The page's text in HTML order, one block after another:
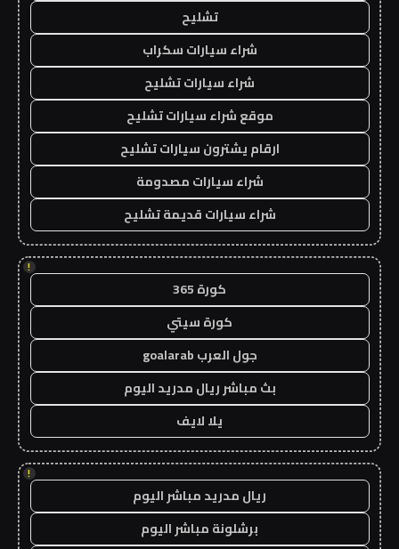
تشليح
شراء سيارات سكراب
شراء سيارات تشليح
موقع شراء سيارات تشليح
ارقام يشترون سيارات تشليح
شراء سيارات مصدومة
شراء سيارات قديمة تشليح
!
كورة 365
كورة سيتي
جول العرب goalarab
بث مباشر ريال مدريد اليوم
يلا لايف
!
ريال مدريد مباشر اليوم
برشلونة مباشر اليوم